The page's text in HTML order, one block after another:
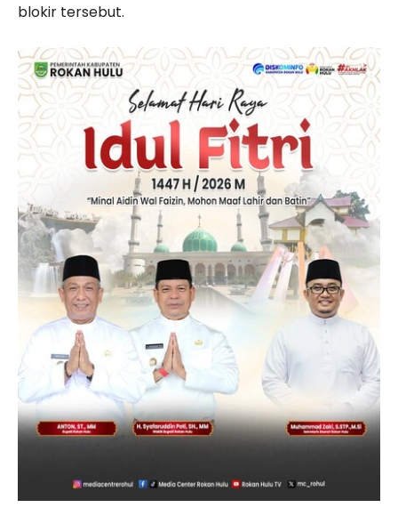
blokir tersebut.